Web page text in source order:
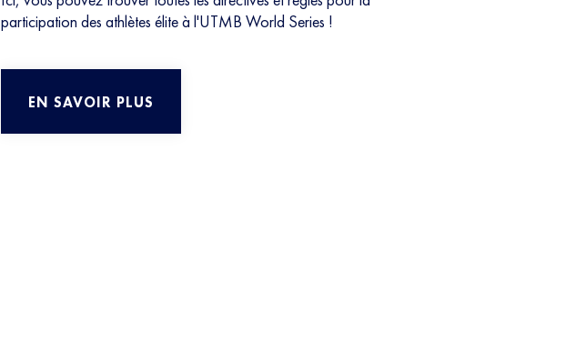
participation des athlètes élite à l'UTMB World Series !
EN SAVOIR PLUS